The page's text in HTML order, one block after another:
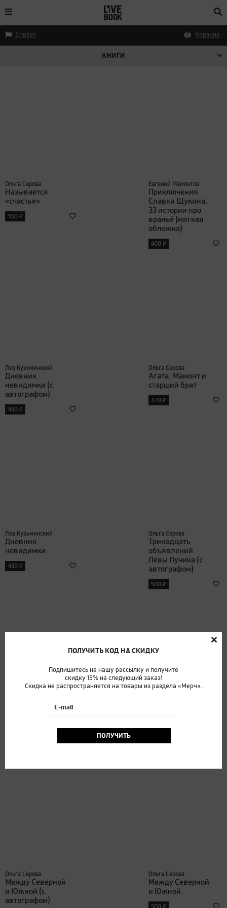
Корзина
English
ПОЛУЧИТЬ КОД НА СКИДКУ
Подпишитесь на нашу рассылку и получите
скидку 15% на следующий заказ!
Скидка не распространяется на товары из раздела «Мерч».
E-mail
ПОЛУЧИТЬ
КНИГИ
Ольга Серова
Называется
«счастье»
550 ₽
Евгений Мамонтов
Приключения
Славки Щукина.
33 истории про
враньё (мягкая
обложка)
400 ₽
Лев Кузьминский
Дневник
невидимки (с
автографом)
450 ₽
Ольга Серова
Агата, Мамонт и
старший брат
470 ₽
Лев Кузьминский
Дневник
невидимки
450 ₽
Ольга Серова
Тринадцать
объявлений
Лёвы Лучика (с
автографом)
500 ₽
Ольга Серова
Между Северной
и Южной (с
автографом)
Ольга Серова
Между Северной
и Южной
₽